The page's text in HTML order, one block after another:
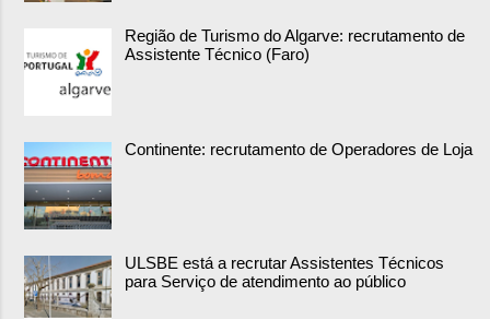
Região de Turismo do Algarve: recrutamento de
Assistente Técnico (Faro)
Continente: recrutamento de Operadores de Loja
ULSBE está a recrutar Assistentes Técnicos
para Serviço de atendimento ao público